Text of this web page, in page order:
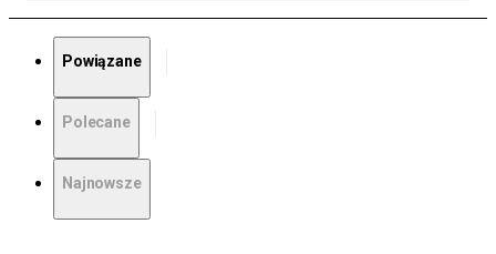
Powiązane
Polecane
Najnowsze